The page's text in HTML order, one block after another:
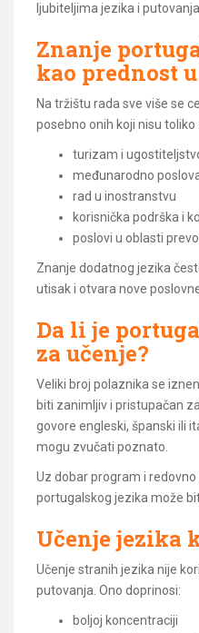
ljubiteljima jezika i putovanja.
Znanje
kao prednost
Na tržištu rada sve više se
posebno onih koji nisu toliko
turizam i
međunarodno
rad u inostranstvu
korisnička podrška i
poslovi u oblasti
Znanje dodatnog jezika
utisak i otvara nove
Da li je
za učenje?
Veliki broj polaznika se
biti zanimljiv i pristupačan
govore engleski, španski ili
mogu zvučati poznato.
Uz dobar program i
portugalskog jezika može
Učenje jezika
Učenje stranih jezika nije
putovanja. Ono doprinosi:
boljoj koncentraciji